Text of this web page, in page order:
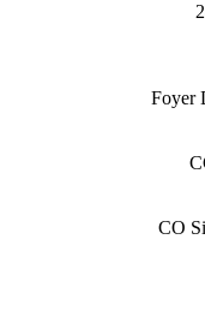
Foyer
CO